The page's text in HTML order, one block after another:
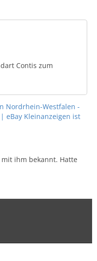
Contis zum
Nordrhein-Westfalen -
eBay Kleinanzeigen ist
ihm bekannt. Hatte